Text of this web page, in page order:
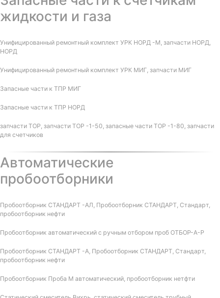
жидкости и газа
Унифицированный ремонтный комплект УРК НОРД -М, запчасти НОРД,
НОРД
Унифицированный ремонтный комплект УРК МИГ, запчасти МИГ
Запасные части к ТПР МИГ
Запасные части к ТПР НОРД
запчасти ТОР, запчасти ТОР -1-50, запасные части ТОР -1-80, запчасти
для счетчиков
Автоматические
пробоотборники
Пробоотборник СТАНДАРТ -АЛ, Пробоотборник СТАНДАРТ, Стандарт,
пробоотборник нефти
Пробоотборник автоматический с ручным отбором проб ОТБОР-А-Р
Пробоотборник СТАНДАРТ -А, Пробоотборник СТАНДАРТ, Стандарт,
пробоотборник нефти
Пробоотборник Проба М автоматический, пробоотборник нетфти